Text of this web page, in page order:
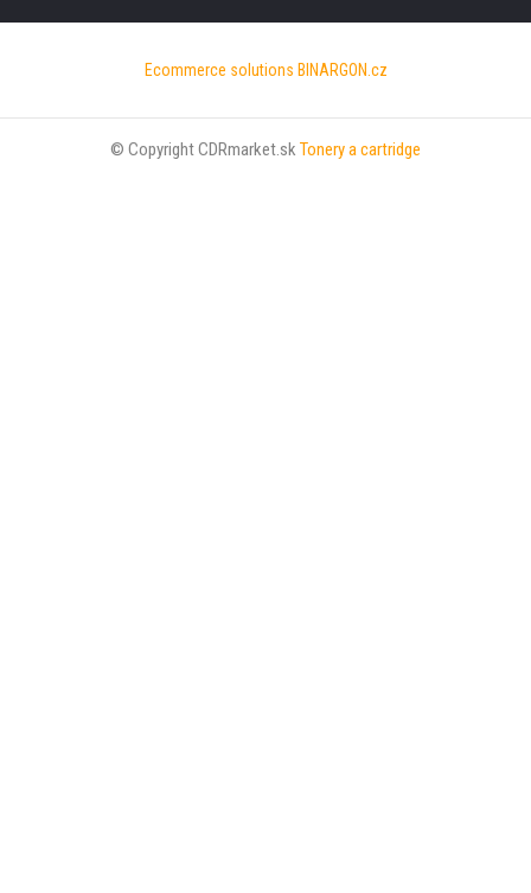
Ecommerce solutions BINARGON.cz
© Copyright CDRmarket.sk Tonery a cartridge